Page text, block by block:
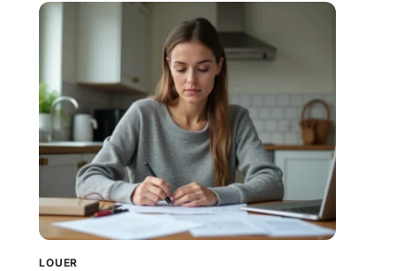
LOUER